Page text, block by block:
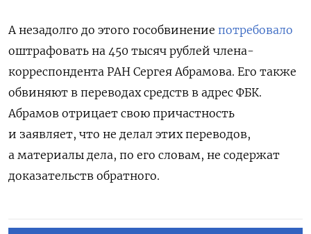
А незадолго до этого гособвинение потребовало
оштрафовать на 450 тысяч рублей члена-
корреспондента РАН Сергея Абрамова. Его также
обвиняют в переводах средств в адрес ФБК.
Абрамов отрицает свою причастность
и заявляет, что не делал этих переводов,
а материалы дела, по его словам, не содержат
доказательств обратного.